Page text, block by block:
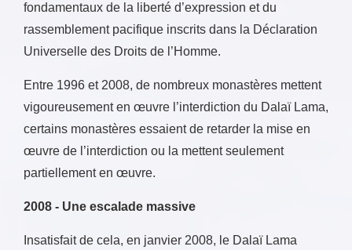
fondamentaux de la liberté d’expression et du
rassemblement pacifique inscrits dans la Déclaration
Universelle des Droits de l’Homme.
Entre 1996 et 2008, de nombreux monastères mettent
vigoureusement en œuvre l’interdiction du Dalaï Lama,
certains monastères essaient de retarder la mise en
œuvre de l’interdiction ou la mettent seulement
partiellement en œuvre.
2008 - Une escalade massive
Insatisfait de cela, en janvier 2008, le Dalaï Lama